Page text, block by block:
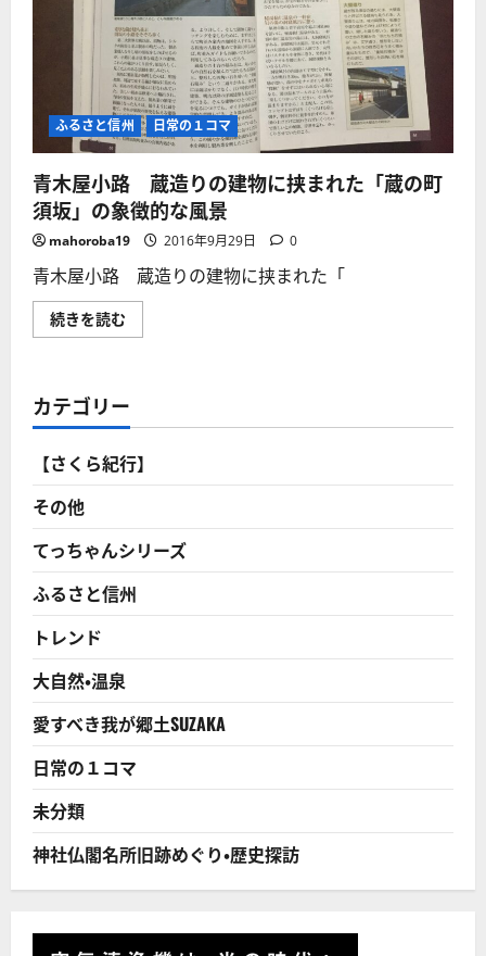
路！
「青
木
屋
小
路」
考・
ま
ほ
ろ
の
国
で
出
会
た
編
集
と
い
て
ら
に
読
ふるさと信州 日常の１コマ
青木屋小路 蔵造りの建物に挟まれた「蔵の町
須坂」の象徴的な風景
mahoroba19 2016年9月29日 0
青木屋小路 蔵造りの建物に挟まれた「
続きを読む
木
造
り
建
物
に
れ
た
「蔵
の
町
須
坂」
的
な
風
景
に
つ
い
て
に
読
む
カテゴリー
【さくら紀行】
その他
てっちゃんシリーズ
ふるさと信州
トレンド
大自然・温泉
愛すべき我が郷土SUZAKA
日常の１コマ
未分類
神社仏閣名所旧跡めぐり・歴史探訪